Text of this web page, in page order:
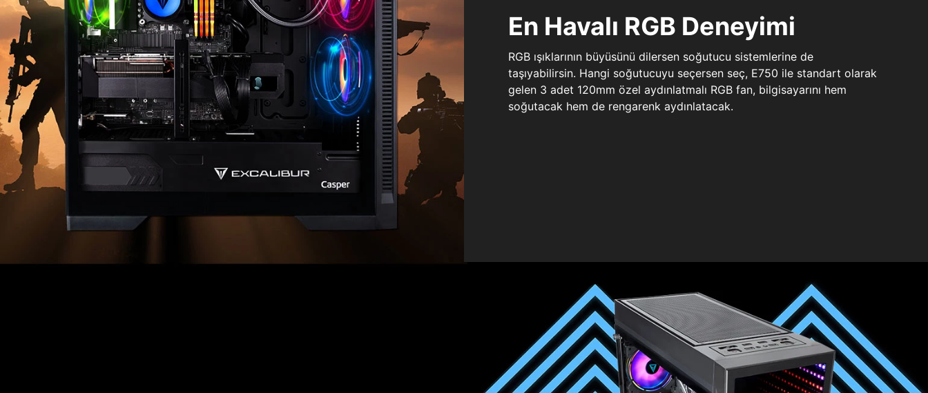
En Havalı RGB Deneyimi
RGB ışıklarının büyüsünü dilersen soğutucu sistemlerine de
taşıyabilirsin. Hangi soğutucuyu seçersen seç, E750 ile standart olarak
gelen 3 adet 120mm özel aydınlatmalı RGB fan, bilgisayarını hem
soğutacak hem de rengarenk aydınlatacak.